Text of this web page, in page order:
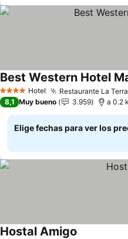
4 EstrellasHotel Restaurante La
Best Western Hotel
8,1 Muy bueno 3.959 a 0.2
Elige fechas para ver los
Hostal Amigo